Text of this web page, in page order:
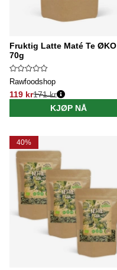
Fruktig Latte Maté Te ØKO
70g
Rawfoodshop
119 kr
Vanlig pris:
171 kr
KJØP NÅ
40%